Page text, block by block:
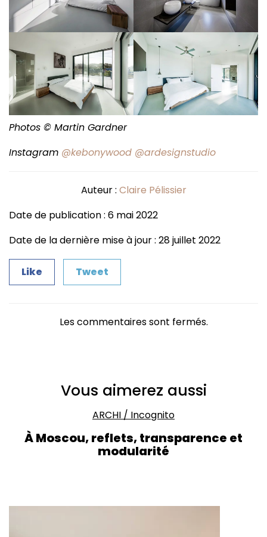
Photos © Martin Gardner
Instagram @kebonywood @ardesignstudio
Auteur : Claire Pélissier
Date de publication : 6 mai 2022
Date de la dernière mise à jour : 28 juillet 2022
Like Tweet
Les commentaires sont fermés.
Vous aimerez aussi
ARCHI / Incognito
À Moscou, reflets, transparence et
modularité